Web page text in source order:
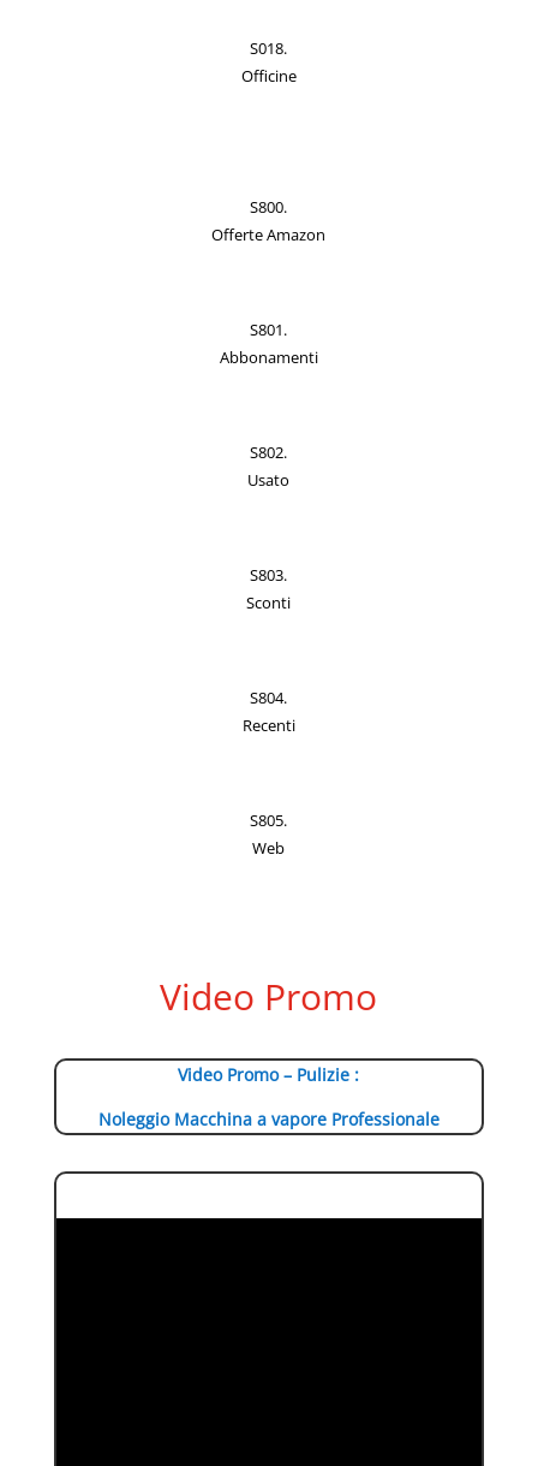
S018.
Officine
S800.
Offerte Amazon
S801.
Abbonamenti
S802.
Usato
S803.
Sconti
S804.
Recenti
S805.
Web
Video Promo
Video Promo – Pulizie :
Noleggio Macchina a vapore Professionale